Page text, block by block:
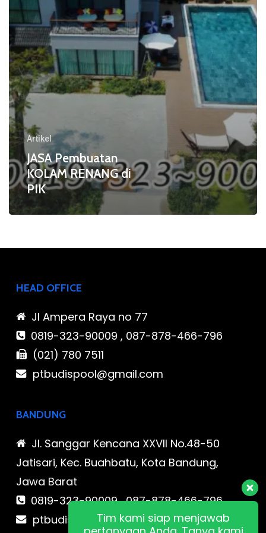
Artikel
JASA Pembuatan
KOLAM RENANG di
PIK
HEAD OFFICE
Jl Ampera Raya no 77
0819-323-90009 , 087-878-466-796
(021) 780 7511
ptbudispool@gmail.com
BANDUNG
Jl. Sanggar Kencana XXVII No.48-50
Jatisari, Kec. Buahbatu, Kota Bandung,
Jawa Barat
0819-323-90009 , 087-878-466-796
ptbudispool@gmail.comTim kami siap menjawab